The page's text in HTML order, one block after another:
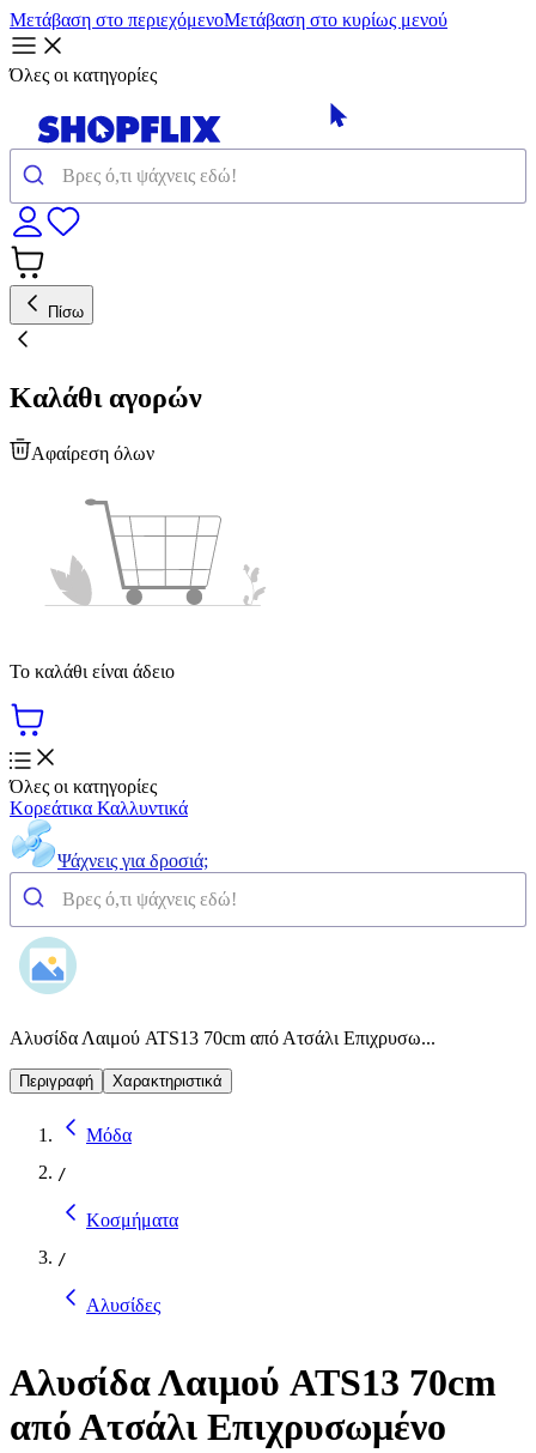
Μετάβαση στο περιεχόμενοΜετάβαση στο κυρίως μενού
Όλες οι κατηγορίες
Πίσω
Καλάθι αγορών
Αφαίρεση όλων
Το καλάθι είναι άδειο
Όλες οι κατηγορίες
Κορεάτικα Καλλυντικά
Ψάχνεις για δροσιά;
Αλυσίδα Λαιμού ATS13 70cm από Ατσάλι Επιχρυσω...
Περιγραφή Χαρακτηριστικά
Μόδα
/
Κοσμήματα
/
Αλυσίδες
Αλυσίδα Λαιμού ATS13 70cm
από Ατσάλι Επιχρυσωμένο